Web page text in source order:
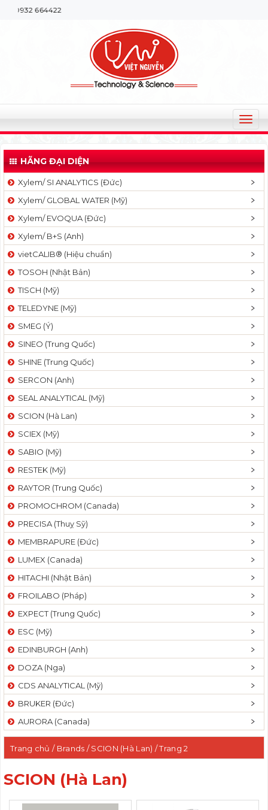
664422
T
o
g
l
v
a
t
n
HÃNG ĐẠI DIỆN
Xylem/ SI ANALYTICS (Đức)
Xylem/ GLOBAL WATER (Mỹ)
Xylem/ EVOQUA (Đức)
Xylem/ B+S (Anh)
vietCALIB® (Hiệu chuẩn)
TOSOH (Nhật Bản)
TISCH (Mỹ)
TELEDYNE (Mỹ)
SMEG (Ý)
SINEO (Trung Quốc)
SHINE (Trung Quốc)
SERCON (Anh)
SEAL ANALYTICAL (Mỹ)
SCION (Hà Lan)
SCIEX (Mỹ)
SABIO (Mỹ)
RESTEK (Mỹ)
RAYTOR (Trung Quốc)
PROMOCHROM (Canada)
PRECISA (Thuỵ Sỹ)
MEMBRAPURE (Đức)
LUMEX (Canada)
HITACHI (Nhật Bản)
FROILABO (Pháp)
EXPECT (Trung Quốc)
ESC (Mỹ)
EDINBURGH (Anh)
DOZA (Nga)
CDS ANALYTICAL (Mỹ)
BRUKER (Đức)
AURORA (Canada)
Trang chủ / Brands /SCION (Hà Lan) / Trang 2
SCION (Hà Lan)